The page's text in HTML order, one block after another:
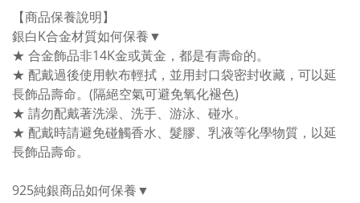
【商品保養說明】
銀白K合金材質如何保養▼
★ 合金飾品非14K金或黃金，都是有壽命的。
★ 配戴過後使用軟布輕拭，並用封口袋密封收藏，可以延
長飾品壽命。(隔絕空氣可避免氧化褪色)
★ 請勿配戴著洗澡、洗手、游泳、碰水。
★ 配戴時請避免碰觸香水、髮膠、乳液等化學物質，以延
長飾品壽命。
925純銀商品如何保養▼